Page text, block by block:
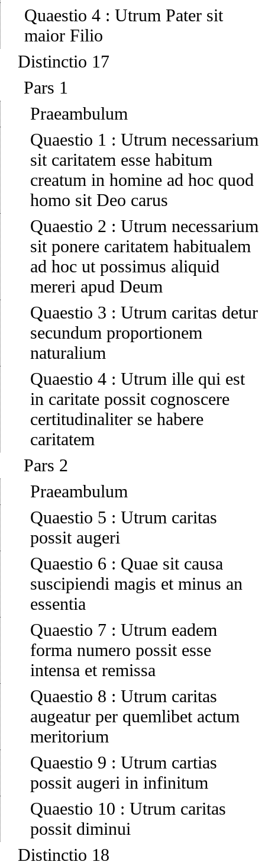
Quaestio 4 : Utrum Pater sit
maior Filio
Distinctio 17
Pars 1
Praeambulum
Quaestio 1 : Utrum necessarium
sit caritatem esse habitum
creatum in homine ad hoc quod
homo sit Deo carus
Quaestio 2 : Utrum necessarium
sit ponere caritatem habitualem
ad hoc ut possimus aliquid
mereri apud Deum
Quaestio 3 : Utrum caritas detur
secundum proportionem
naturalium
Quaestio 4 : Utrum ille qui est
in caritate possit cognoscere
certitudinaliter se habere
caritatem
Pars 2
Praeambulum
Quaestio 5 : Utrum caritas
possit augeri
Quaestio 6 : Quae sit causa
suscipiendi magis et minus an
essentia
Quaestio 7 : Utrum eadem
forma numero possit esse
intensa et remissa
Quaestio 8 : Utrum caritas
augeatur per quemlibet actum
meritorium
Quaestio 9 : Utrum cartias
possit augeri in infinitum
Quaestio 10 : Utrum caritas
possit diminui
Distinctio 18